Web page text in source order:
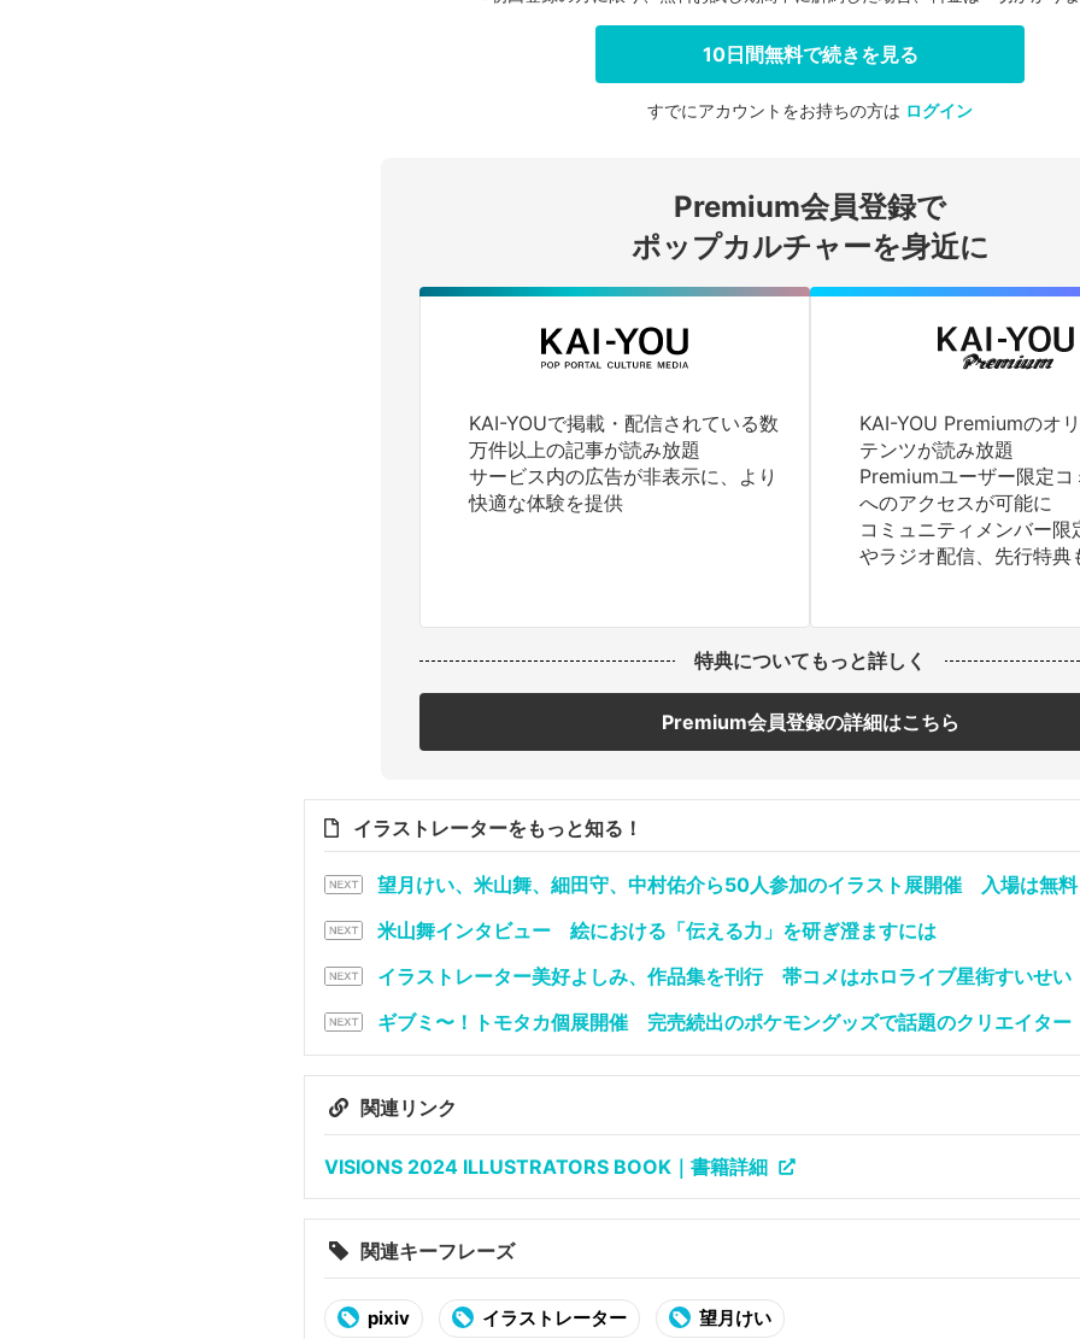
ログインする
10日間無料で続きを見る
すでにアカウントをお持ちの方は ログイン
Premium会員登録で
ポップカルチャーを身近に
KAI-YOUで掲載・配信されている数
万件以上の記事が読み放題
サービス内の広告が非表示に、より
快適な体験を提供
KAI-YOU Premiumのオ
テンツが読み放題
Premiumユーザー限定コ
へのアクセスが可能に
コミュニティメンバー限
やラジオ配信、先行特典
特典についてもっと詳しく
Premium会員登録の詳細はこちら
イラストレーターをもっと知る！
望月けい、米山舞、細田守、中村佑介ら50人参加のイラスト展開催 入場は無料
米山舞インタビュー 絵における「伝える力」を研ぎ澄ますには
イラストレーター美好よしみ、作品集を刊行 帯コメはホロライブ星街すいせい
ギブミ〜！トモタカ個展開催 完売続出のポケモングッズで話題のクリエイター
関連リンク
VISIONS 2024 ILLUSTRATORS BOOK｜書籍詳細
関連キーフレーズ
pixiv イラストレーター 望月けい